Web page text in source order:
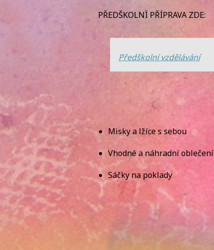
PŘEDŠKOLNÍ PŘÍPRAVA ZDE:
Předškolní vzdělávání
Misky a lžíce s sebou
Vhodné a náhradní oblečení
Sáčky na poklady